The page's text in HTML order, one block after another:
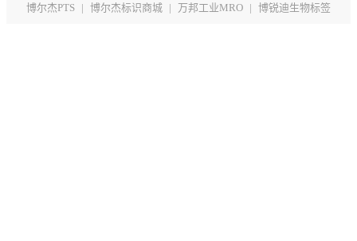
博尔杰PTS | 博尔杰标识商城 | 万邦工业MRO | 博锐迪生物标签